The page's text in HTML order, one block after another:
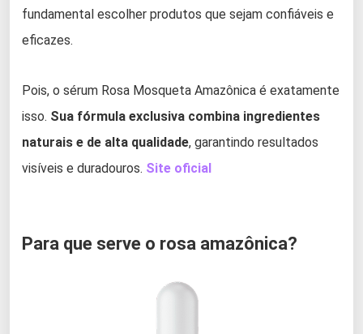
fundamental escolher produtos que sejam confiáveis e
eficazes.
Pois, o sérum Rosa Mosqueta Amazônica é exatamente
isso. Sua fórmula exclusiva combina ingredientes
naturais e de alta qualidade, garantindo resultados
visíveis e duradouros. Site oficial
Para que serve o rosa amazônica?